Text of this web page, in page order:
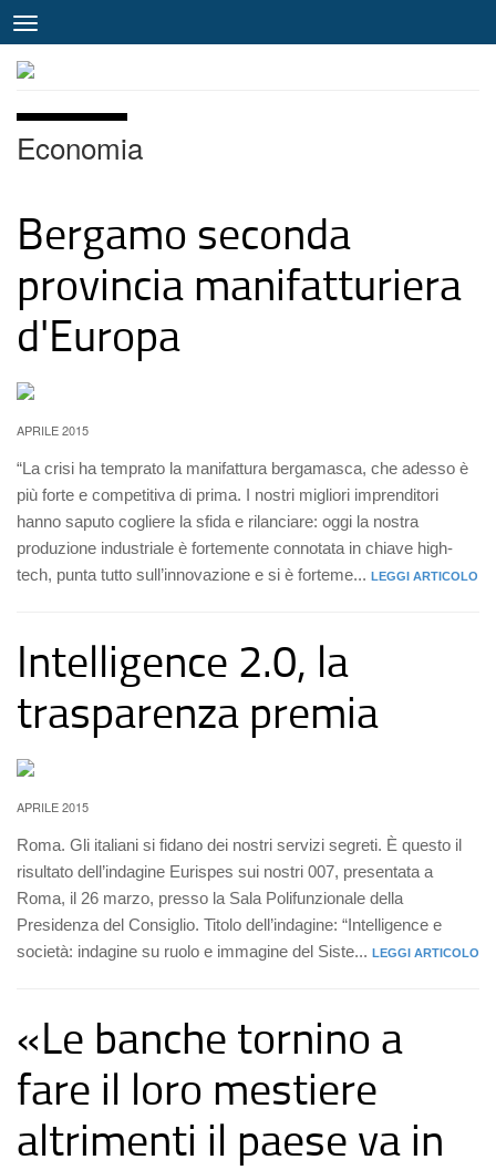
Economia
Bergamo seconda
provincia manifatturiera
d'Europa
APRILE 2015
“La crisi ha temprato la manifattura bergamasca, che adesso è
più forte e competitiva di prima. I nostri migliori imprenditori
hanno saputo cogliere la sfida e rilanciare: oggi la nostra
produzione industriale è fortemente connotata in chiave high-
tech, punta tutto sull’innovazione e si è forteme... LEGGI ARTICOLO
Intelligence 2.0, la
trasparenza premia
APRILE 2015
Roma. Gli italiani si fidano dei nostri servizi segreti. È questo il
risultato dell’indagine Eurispes sui nostri 007, presentata a
Roma, il 26 marzo, presso la Sala Polifunzionale della
Presidenza del Consiglio. Titolo dell’indagine: “Intelligence e
società: indagine su ruolo e immagine del Siste... LEGGI ARTICOLO
«Le banche tornino a
fare il loro mestiere
altrimenti il paese va in